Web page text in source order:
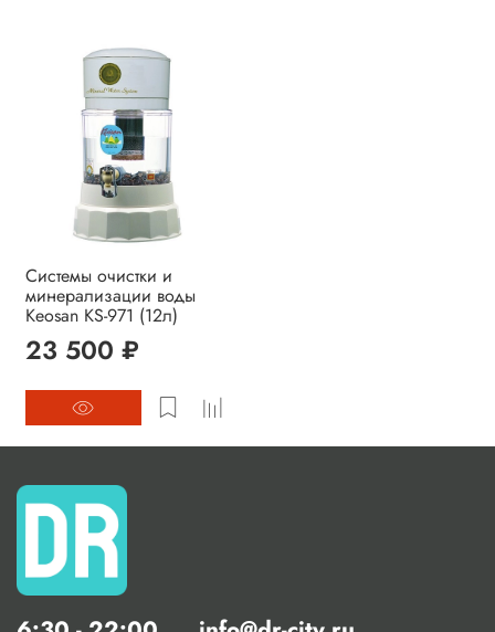
Системы очистки и
минерализации воды
Keosan KS-971 (12л)
23 500 ₽